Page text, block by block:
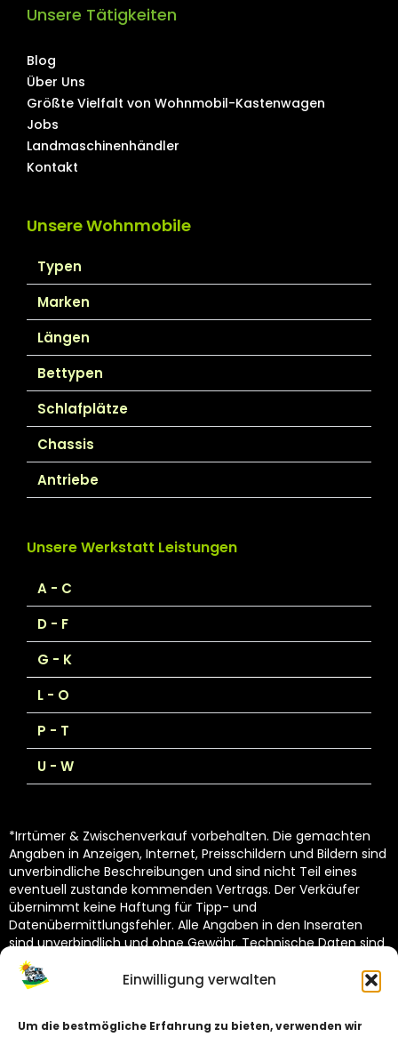
Einwilligung verwalten
Um die bestmögliche Erfahrung zu bieten, verwenden wir
Unsere Tätigkeiten
Blog
Über Uns
Größte Vielfalt von Wohnmobil-Kastenwagen
Jobs
Landmaschinenhändler
Kontakt
Unsere Wohnmobile
Typen
Marken
Längen
Bettypen
Schlafplätze
Chassis
Antriebe
Unsere Werkstatt Leistungen
A - C
D - F
G - K
L - O
P - T
U - W
*Irrtümer & Zwischenverkauf vorbehalten. Die gemachten
Angaben in Anzeigen, Internet, Preisschildern und Bildern sind
unverbindliche Beschreibungen und sind nicht Teil eines
eventuell zustande kommenden Vertrags. Der Verkäufer
übernimmt keine Haftung für Tipp- und
Datenübermittlungsfehler. Alle Angaben in den Inseraten
sind unverbindlich und ohne Gewähr. Technische Daten sind
vom Hersteller übernommen und unterliegen Toleranzen
(siehe Technische Kataloge des Herstellers). Dekoration
nicht im Lieferumfang.